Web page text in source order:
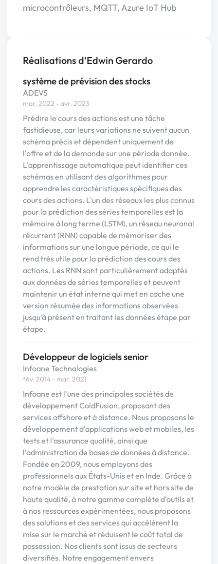
microcontrôleurs, MQTT, Azure IoT Hub
Réalisations d’Edwin Gerardo
système de prévision des stocks
ADEVS
mar. 2022 - avr. 2023
Prédire le cours des actions est une tâche
fastidieuse, car leurs variations ne suivent aucun
schéma précis et dépendent uniquement de
l'offre et de la demande sur une période donnée.
L'apprentissage automatique peut identifier ces
schémas en utilisant des algorithmes pour
apprendre les caractéristiques spécifiques des
cours des actions. L'un des réseaux les plus connus
pour la prédiction des séries temporelles est la
mémoire à long terme (LSTM), un réseau neuronal
récurrent (RNN) capable de mémoriser des
informations sur une longue période, ce qui le
rend très utile pour la prédiction des cours des
actions. Les RNN sont particulièrement adaptés
aux données de séries temporelles et peuvent
maintenir un état interne qui met en cache une
version résumée des informations observées
jusqu'à présent en traitant les données étape par
étape.
Développeur de logiciels senior
Infoane Technologies
fév. 2014 - mar. 2021
Infoane est l'une des principales sociétés de
développement ColdFusion, proposant des
services offshore et à distance. Nous proposons le
développement d'applications web et mobiles, les
tests et l'assurance qualité, ainsi que
l'administration de bases de données à distance.
Fondée en 2009, nous employons des
professionnels aux États-Unis et en Inde. Grâce à
notre modèle de prestation sur site et hors site de
haute qualité, à notre gamme complète d'outils et
à nos ressources expérimentées, nous proposons
des solutions et des services qui accélèrent la
mise sur le marché et réduisent le coût total de
possession. Nos clients sont issus de secteurs
diversifiés. Notre engagement envers